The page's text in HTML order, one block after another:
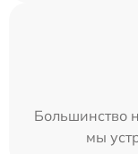
Большинство
мы